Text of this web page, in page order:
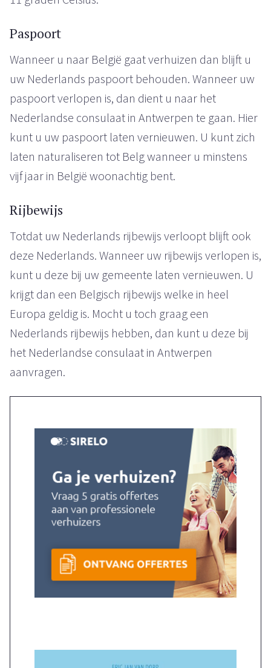
Paspoort
Wanneer u naar België gaat verhuizen dan blijft u
uw Nederlands paspoort behouden. Wanneer uw
paspoort verlopen is, dan dient u naar het
Nederlandse consulaat in Antwerpen te gaan. Hier
kunt u uw paspoort laten vernieuwen. U kunt zich
laten naturaliseren tot Belg wanneer u minstens
vijf jaar in België woonachtig bent.
Rijbewijs
Totdat uw Nederlands rijbewijs verloopt blijft ook
deze Nederlands. Wanneer uw rijbewijs verlopen is,
kunt u deze bij uw gemeente laten vernieuwen. U
krijgt dan een Belgisch rijbewijs welke in heel
Europa geldig is. Mocht u toch graag een
Nederlands rijbewijs hebben, dan kunt u deze bij
het Nederlandse consulaat in Antwerpen
aanvragen.